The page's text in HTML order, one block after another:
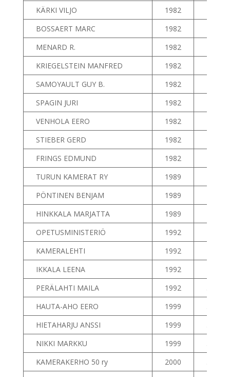
KÄRKI VILJO
1982
BOSSAERT MARC
1982
MENARD R.
1982
KRIEGELSTEIN MANFRED
1982
SAMOYAULT GUY B.
1982
SPAGIN JURI
1982
VENHOLA EERO
1982
STIEBER GERD
1982
FRINGS EDMUND
1982
TURUN KAMERAT RY
1989
PÖNTINEN BENJAM
1989
HINKKALA MARJATTA
1989
OPETUSMINISTERIÖ
1992
KAMERALEHTI
1992
IKKALA LEENA
1992
PERÄLAHTI MAILA
1992
HAUTA-AHO EERO
1999
HIETAHARJU ANSSI
1999
NIKKI MARKKU
1999
KAMERAKERHO 50 ry
2000